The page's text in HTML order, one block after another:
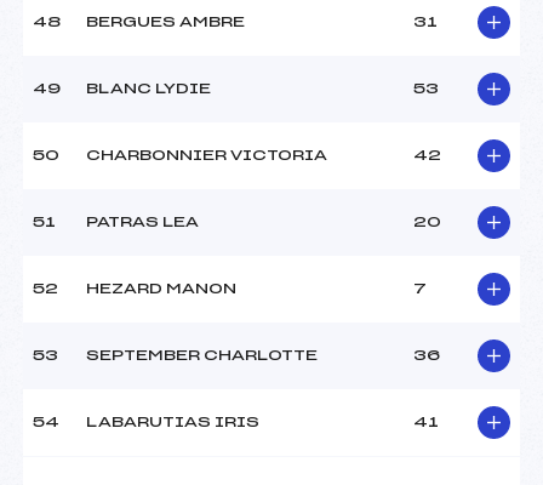
48 BERGUES AMBRE 31
49 BLANC LYDIE 53
50 CHARBONNIER VICTORIA 42
51 PATRAS LEA 20
52 HEZARD MANON 7
53 SEPTEMBER CHARLOTTE 36
54 LABARUTIAS IRIS 41